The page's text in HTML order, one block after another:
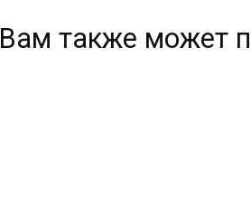
Вам также может